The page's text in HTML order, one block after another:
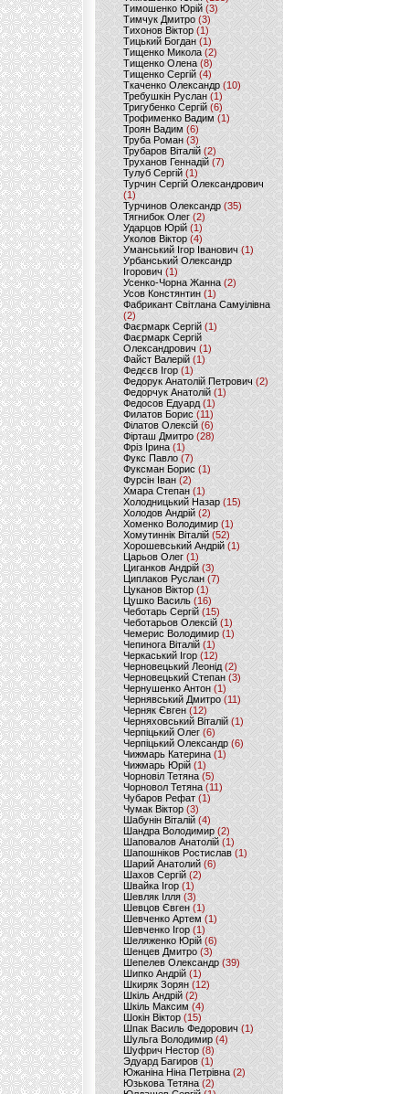
Тимошенко Юрій(3)
Тимчук Дмитро (3)
Тихонов Віктор (1)
Тицький Богдан (1)
Тищенко Микола (2)
Тищенко Олена (8)
Тищенко Сергій (4)
Ткаченко Олександр (10)
Требушкін Руслан (1)
Тригубенко Сергій(6)
Трофименко Вадим (1)
Троян Вадим (6)
Труба Роман(3)
Трубаров Віталій (2)
Труханов Геннадій (7)
Тулуб Сергій(1)
Турчин Сергій Олександрович
(1)
Турчинов Олександр(35)
Тягнибок Олег (2)
Ударцов Юрій (1)
Уколов Віктор(4)
Уманський Ігор Іванович(1)
Урбанський Олександр
Ігорович (1)
Усенко-Чорна Жанна (2)
Усов Констянтин(1)
Фабрикант Світлана Самуілівна
(2)
Фаєрмарк Сергій(1)
Фаєрмарк Сергій
Олександрович (1)
Файст Валерій(1)
Федєєв Ігор (1)
Федорук Анатолій Петрович (2)
Федорчук Анатолій (1)
Федосов Едуард (1)
Филатов Борис (11)
Філатов Олексій (6)
Фірташ Дмитро (28)
Фріз Ірина (1)
Фукс Павло (7)
Фуксман Борис (1)
Фурсін Іван (2)
Хмара Степан(1)
Холодницький Назар(15)
Холодов Андрій (2)
Хоменко Володимир (1)
Хомутиннік Віталій (52)
Хорошевський Андрій (1)
Царьов Олег (1)
Циганков Андрій (3)
Циплаков Руслан(7)
Цуканов Віктор (1)
Цушко Василь (16)
Чеботарь Сергій (15)
Чеботарьов Олексій (1)
Чемерис Володимир (1)
Чепинога Віталій (1)
Черкаський Ігор (12)
Черновецький Леонід(2)
Черновецький Степан (3)
Чернушенко Антон (1)
Чернявський Дмитро(11)
Черняк Євген(12)
Черняховський Віталій (1)
Черпіцький Олег (6)
Черпіцький Олександр (6)
Чижмарь Катерина (1)
Чижмарь Юрій (1)
Чорновіл Тетяна (5)
Чорновол Тетяна (11)
Чубаров Рефат (1)
Чумак Віктор(3)
Шабунін Віталій (4)
Шандра Володимир (2)
Шаповалов Анатолій(1)
Шапошніков Ростислав(1)
Шарий Анатолий(6)
Шахов Сергій(2)
Швайка Ігор (1)
Шевляк Ілля (3)
Шевцов Євген (1)
Шевченко Артем(1)
Шевченко Ігор(1)
Шеляженко Юрій (6)
Шенцев Дмитро (3)
Шепелев Олександр (39)
Шипко Андрій(1)
Шкиряк Зорян(12)
Шкіль Андрій(2)
Шкіль Максим (4)
Шокін Віктор (15)
Шпак Василь Федорович (1)
Шульга Володимир (4)
Шуфрич Нестор(8)
Эдуард Багиров (1)
Южаніна Ніна Петрівна (2)
Юзькова Тетяна(2)